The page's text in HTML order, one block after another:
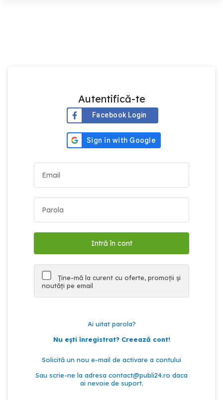
Autentifică-te
Facebook Login
Ține-mă la curent cu oferte, promoții și
noutăți pe email
Ai uitat parola?
Nu ești înregistrat? Creează cont!
Solicită un nou e-mail de activare a contului
Sau scrie-ne la adresa contact@publi24.ro daca
ai nevoie de suport.